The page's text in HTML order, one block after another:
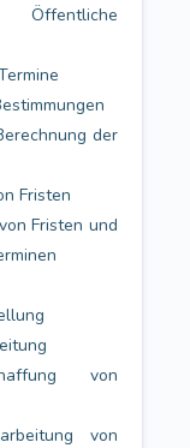
der
Fristen
Fristen und
von
von